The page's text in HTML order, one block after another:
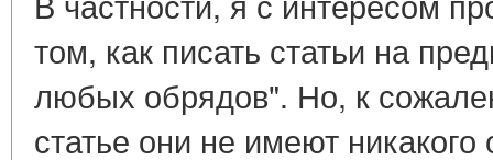
том, как писать статьи на
любых обрядов". Но, к
статье они не имеют